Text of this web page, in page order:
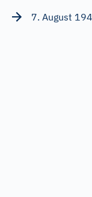
7. August